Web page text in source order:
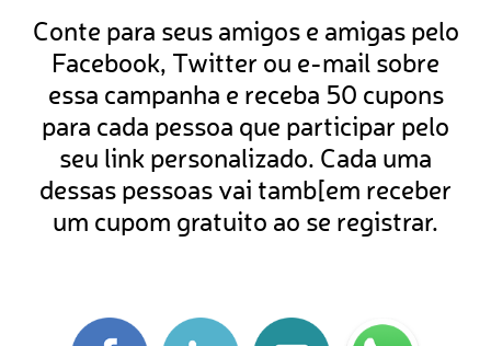
Conte para seus amigos e amigas pelo
Facebook, Twitter ou e-mail sobre
essa campanha e receba 50 cupons
para cada pessoa que participar pelo
seu link personalizado. Cada uma
dessas pessoas vai tamb[em receber
um cupom gratuito ao se registrar.